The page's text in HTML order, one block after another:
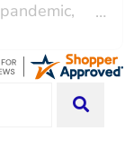
the way
throughout.
and